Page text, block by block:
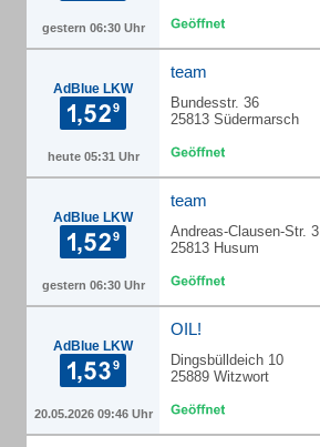
gestern 06:30 Uhr
AdBlue LKW
heute 05:31 Uhr
team
Bundesstr. 36
25813 Südermarsch
AdBlue LKW
gestern 06:30 Uhr
team
Andreas-Clausen-Str. 3
25813 Husum
AdBlue LKW
20.05.2026 09:46 Uhr
OIL!
Dingsbülldeich 10
25889 Witzwort